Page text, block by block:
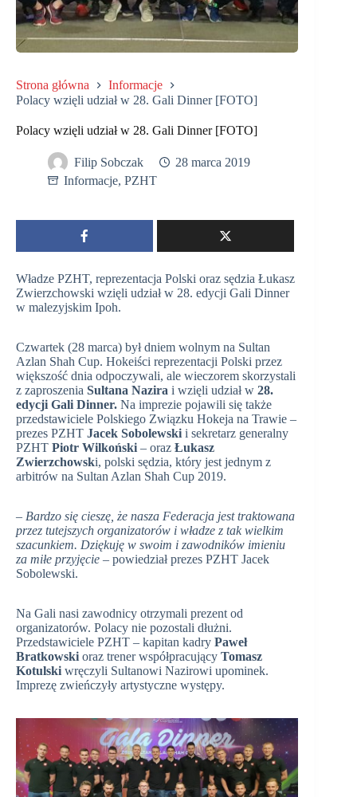
Strona główna
Informacje
Polacy wzięli udział w 28. Gali Dinner [FOTO]
Polacy wzięli udział w 28. Gali Dinner [FOTO]
Filip Sobczak
28 marca 2019
Informacje, PZHT
Władze PZHT, reprezentacja Polski oraz sędzia Łukasz
Zwierzchowski wzięli udział w 28. edycji Gali Dinner
w malezyjskim Ipoh.
Czwartek (28 marca) był dniem wolnym na Sultan
Azlan Shah Cup. Hokeiści reprezentacji Polski przez
większość dnia odpoczywali, ale wieczorem skorzystali
z zaproszenia Sultana Nazira i wzięli udział w 28.
edycji Gali Dinner. Na imprezie pojawili się także
przedstawiciele Polskiego Związku Hokeja na Trawie –
prezes PZHT Jacek Sobolewski i sekretarz generalny
PZHT Piotr Wilkoński – oraz Łukasz
Zwierzchowski, polski sędzia, który jest jednym z
arbitrów na Sultan Azlan Shah Cup 2019.
– Bardzo się cieszę, że nasza Federacja jest traktowana
przez tutejszych organizatorów i władze z tak wielkim
szacunkiem. Dziękuję w swoim i zawodników imieniu
za miłe przyjęcie – powiedział prezes PZHT Jacek
Sobolewski.
Na Gali nasi zawodnicy otrzymali prezent od
organizatorów. Polacy nie pozostali dłużni.
Przedstawiciele PZHT – kapitan kadry Paweł
Bratkowski oraz trener współpracujący Tomasz
Kotulski wręczyli Sultanowi Nazirowi upominek.
Imprezę zwieńczyły artystyczne występy.